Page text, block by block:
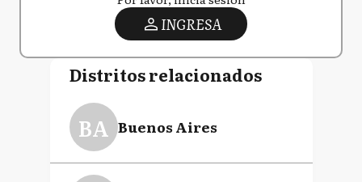
INGRESA
Distritos relacionados
BA Buenos Aires